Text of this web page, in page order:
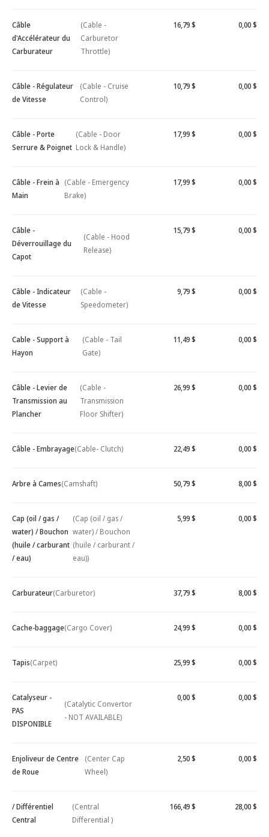
Câble
d'Accélérateur du
Carburateur
(Cable -
Carburetor
Throttle)
16,79 $ 0,00 $
Câble - Régulateur
de Vitesse
(Cable - Cruise
Control)
10,79 $ 0,00 $
Câble - Porte
Serrure & Poignet
(Cable - Door
Lock & Handle)
17,99 $ 0,00 $
Câble - Frein à
Main
(Cable - Emergency
Brake)
17,99 $ 0,00 $
Câble -
Déverrouillage du
Capot
(Cable - Hood
Release)
15,79 $ 0,00 $
Câble - Indicateur
de Vitesse
(Cable -
Speedometer)
9,79 $ 0,00 $
Cable - Support à
Hayon
(Cable - Tail
Gate)
11,49 $ 0,00 $
Câble - Levier de
Transmission au
Plancher
(Cable -
Transmission
Floor Shifter)
26,99 $ 0,00 $
Câble - Embrayage(Cable- Clutch) 22,49 $ 0,00 $
Arbre à Cames(Camshaft) 50,79 $ 8,00 $
Cap (oil / gas /
water) / Bouchon
(huile / carburant
/ eau)
(Cap (oil / gas /
water) / Bouchon
(huile / carburant /
eau))
5,99 $ 0,00 $
Carburateur(Carburetor) 37,79 $ 8,00 $
Cache-baggage(Cargo Cover) 24,99 $ 0,00 $
Tapis(Carpet) 25,99 $ 0,00 $
Catalyseur -
PAS
DISPONIBLE
(Catalytic Convertor
- NOT AVAILABLE)
0,00 $ 0,00 $
Enjoliveur de Centre
de Roue
(Center Cap
Wheel)
2,50 $ 0,00 $
/ Différentiel
Central
(Central
Differential )
166,49 $ 28,00 $